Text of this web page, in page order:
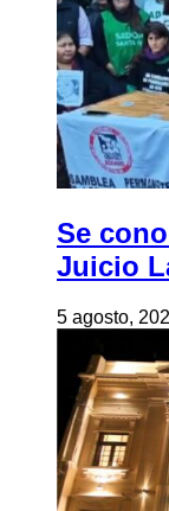
Se
Juicio
5 agosto,